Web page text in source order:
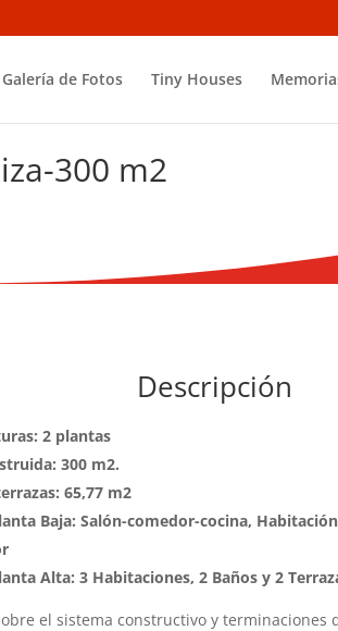
Galería de Fotos Tiny Houses
300 m2
Descripción
2 plantas
300 m2.
65,77 m2
Baja: Salón-comedor-cocina,
Alta: 3 Habitaciones, 2 Baños y 2
el sistema constructivo y terminaciones